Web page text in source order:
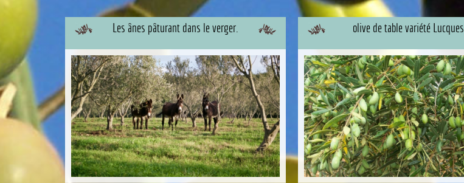
Les ânes pâturant dans le verger. olive de table variété Lucques